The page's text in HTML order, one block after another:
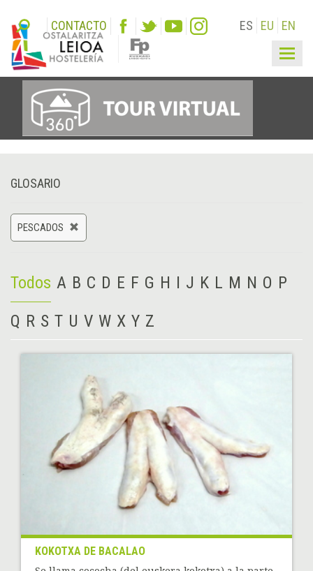
CONTACTO ES EU EN
GLOSARIO
PESCADOS
Todos A B C D E F G H I J K L M N O P
Q R S T U V W X Y Z
KOKOTXA DE BACALAO